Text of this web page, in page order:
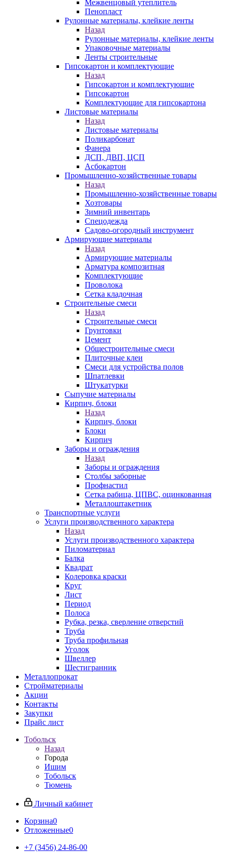
Межвенцовый утеплитель
Пенопласт
Рулонные материалы, клейкие ленты
Назад
Рулонные материалы, клейкие ленты
Упаковочные материалы
Ленты строительные
Гипсокартон и комплектующие
Назад
Гипсокартон и комплектующие
Гипсокартон
Комплектующие для гипсокартона
Листовые материалы
Назад
Листовые материалы
Поликарбонат
Фанера
ДСП, ДВП, ЦСП
Асбокартон
Промышленно-хозяйственные товары
Назад
Промышленно-хозяйственные товары
Хозтовары
Зимний инвентарь
Спецодежда
Садово-огородный инструмент
Армирующие материалы
Назад
Армирующие материалы
Арматура композитная
Комплектующие
Проволока
Сетка кладочная
Строительные смеси
Назад
Строительные смеси
Грунтовки
Цемент
Общестроительные смеси
Плиточные клеи
Смеси для устройства полов
Шпатлевки
Штукатурки
Сыпучие материалы
Кирпич, блоки
Назад
Кирпич, блоки
Блоки
Кирпич
Заборы и ограждения
Назад
Заборы и ограждения
Столбы заборные
Профнастил
Сетка рабица, ЦПВС, оцинкованная
Металлоштакетник
Транспортные услуги
Услуги производственного характера
Назад
Услуги производственного характера
Пиломатериал
Балка
Квадрат
Колеровка краски
Круг
Лист
Период
Полоса
Рубка, резка, сверление отверстий
Труба
Труба профильная
Уголок
Швеллер
Шестигранник
Металлопрокат
Стройматериалы
Акции
Контакты
Закупки
Прайс лист
Тобольск
Назад
Города
Ишим
Тобольск
Тюмень
Личный кабинет
Корзина0
Отложенные0
+7 (3456) 24-86-00